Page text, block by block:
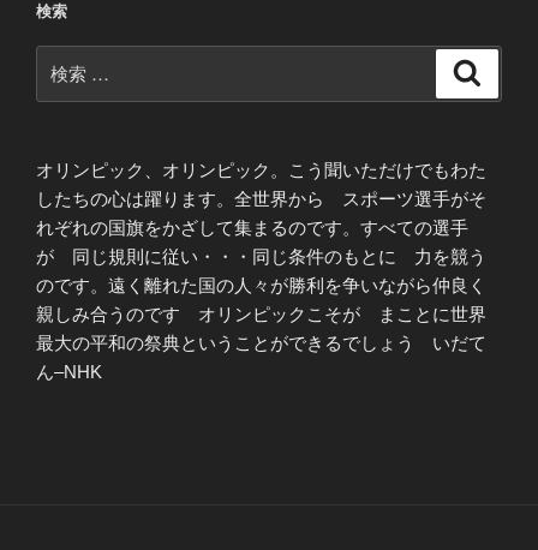
検索
索:
オリンピック、オリンピック。こう聞いただけでもわた
したちの心は躍ります。全世界から スポーツ選手がそ
れぞれの国旗をかざして集まるのです。すべての選手
が 同じ規則に従い・・・同じ条件のもとに 力を競う
のです。遠く離れた国の人々が勝利を争いながら仲良く
親しみ合うのです オリンピックこそが まことに世界
最大の平和の祭典ということができるでしょう いだて
ん–NHK